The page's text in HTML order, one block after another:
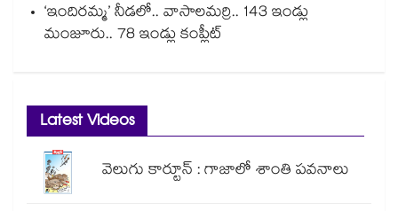
‘ఇందిరమ్మ’ నీడలో.. వాసాలమర్రి.. 143 ఇండ్లు
మంజూరు.. 78 ఇండ్లు కంప్లీట్
Latest Videos
వెలుగు కార్టూన్ : గాజాలో శాంతి పవనాలు